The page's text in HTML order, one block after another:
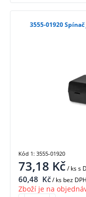
3555-
73,18 Kč/ kss
60,48 Kč/ ks bez DPH
Zboží je na
Kód 1: 3555-01920